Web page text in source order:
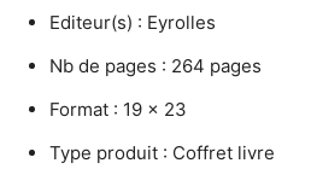
Editeur(s) : Eyrolles
Nb de pages : 264 pages
Format : 19 x 23
Type produit : Coffret livre